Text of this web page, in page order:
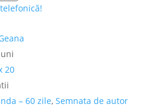
20
– 60 zile,Semnata de autor